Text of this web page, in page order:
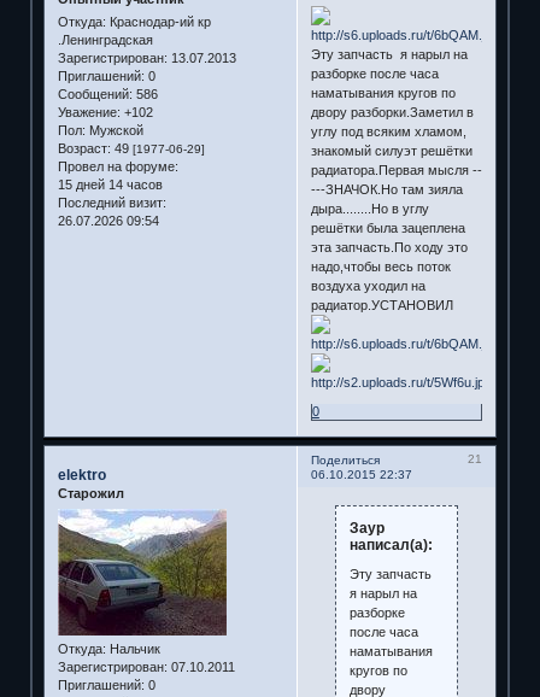
Откуда: Краснодар-ий кр
.Ленинградская
Зарегистрирован: 13.07.2013
Приглашений: 0
Сообщений: 586
Уважение: +102
Пол: Мужской
Возраст: 49 [1977-06-29]
Провел на форуме:
15 дней 14 часов
Последний визит:
26.07.2026 09:54
Эту запчасть я нарыл на
разборке после часа
наматывания кругов по
двору разборки.Заметил в
углу под всяким хламом,
знакомый силуэт решётки
радиатора.Первая мысля --
---ЗНАЧОК.Но там зияла
дыра........Но в углу
решётки была зацеплена
эта запчасть.По ходу это
надо,чтобы весь поток
воздуха уходил на
радиатор.УСТАНОВИЛ
0
Поделиться
21
06.10.2015 22:37
elektro
Старожил
Откуда: Нальчик
Зарегистрирован: 07.10.2011
Приглашений: 0
Заур
написал(а):
Эту запчасть
я нарыл на
разборке
после часа
наматывания
кругов по
двору